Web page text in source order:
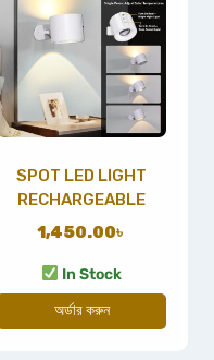
SPOT LED LIGHT
RECHARGEABLE
1,450.00৳
In Stock
অর্ডার করুন